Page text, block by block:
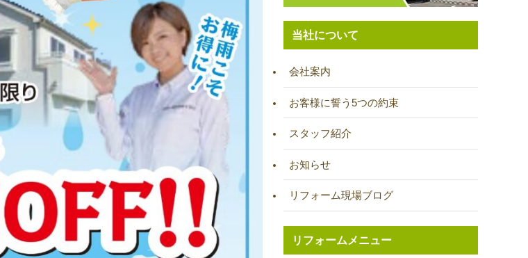
当社について
会社案内
お客様に誓う5つの約束
スタッフ紹介
お知らせ
リフォーム現場ブログ
リフォームメニュー